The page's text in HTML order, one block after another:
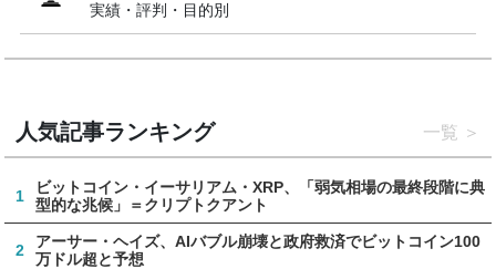
実績・評判・目的別
人気記事ランキング 一覧
1
ビットコイン・イーサリアム・XRP、「弱気相場の最終段階に典
型的な兆候」＝クリプトクアント
2
アーサー・ヘイズ、AIバブル崩壊と政府救済でビットコイン100
万ドル超と予想